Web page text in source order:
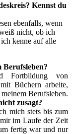
Kennst du
ebenfalls, wenn
nicht, ob ich
kenne auf alle
Berufsleben?
Fortbildung von
Büchern arbeite,
Berufsleben.
zusagt?
mich stets bis zum
im Laufe der Zeit
fertig war und nur